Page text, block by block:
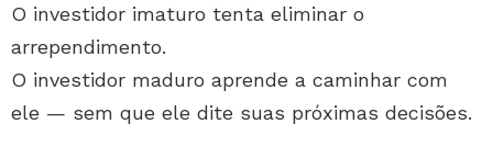
O investidor imaturo tenta eliminar o
arrependimento.
O investidor maduro aprende a caminhar com
ele — sem que ele dite suas próximas decisões.